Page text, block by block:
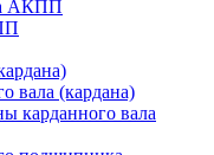
АКПП
вала (кардана)
карданного вала